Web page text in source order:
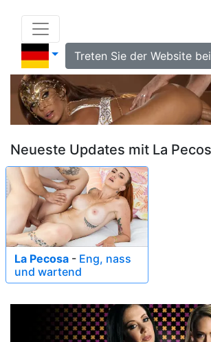
Treten Sie der Website bei
Neueste Updates mit La
La Pecosa - Eng, nass
und wartend